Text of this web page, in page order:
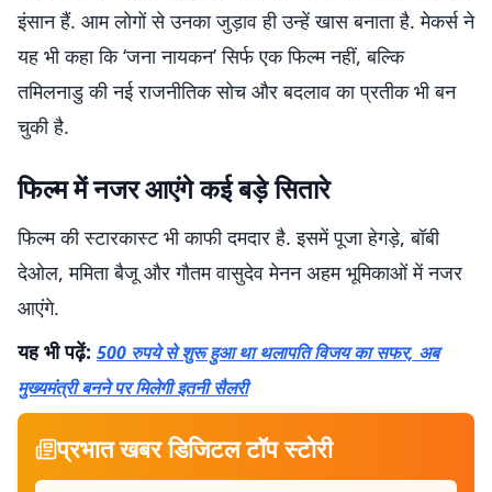
इंसान हैं. आम लोगों से उनका जुड़ाव ही उन्हें खास बनाता है. मेकर्स ने
यह भी कहा कि ‘जना नायकन’ सिर्फ एक फिल्म नहीं, बल्कि
तमिलनाडु की नई राजनीतिक सोच और बदलाव का प्रतीक भी बन
चुकी है.
फिल्म में नजर आएंगे कई बड़े सितारे
फिल्म की स्टारकास्ट भी काफी दमदार है. इसमें पूजा हेगड़े, बॉबी
देओल, ममिता बैजू और गौतम वासुदेव मेनन अहम भूमिकाओं में नजर
आएंगे.
यह भी पढ़ें: 500 रुपये से शुरू हुआ था थलापति विजय का सफर, अब
मुख्यमंत्री बनने पर मिलेगी इतनी सैलरी
प्रभात खबर डिजिटल टॉप स्टोरी